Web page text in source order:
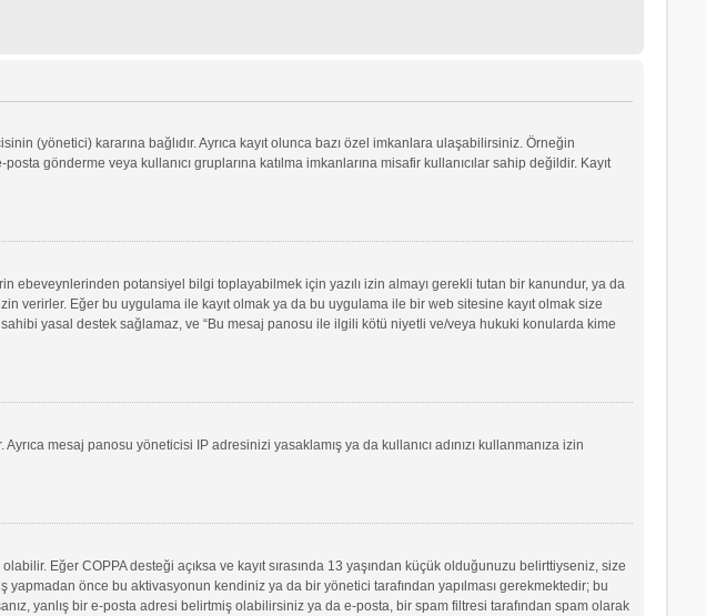
(yönetici) kararına bağlıdır. Ayrıca kayıt olunca bazı özel imkanlara ulaşabilirsiniz. Örneğin
gönderme veya kullanıcı gruplarına katılma imkanlarına misafir kullanıcılar sahip değildir. Kayıt
potansiyel bilgi toplayabilmek için yazılı izin almayı gerekli tutan bir kanundur, ya da
verirler. Eğer bu uygulama ile kayıt olmak ya da bu uygulama ile bir web sitesine kayıt olmak size
yasal destek sağlamaz, ve “Bu mesaj panosu ile ilgili kötü niyetli ve/veya hukuki konularda kime
mesaj panosu yöneticisi IP adresinizi yasaklamış ya da kullanıcı adınızı kullanmanıza izin
Eğer COPPA desteği açıksa ve kayıt sırasında 13 yaşından küçük olduğunuzu belirttiyseniz, size
önce bu aktivasyonun kendiniz ya da bir yönetici tarafından yapılması gerekmektedir; bu
yanlış bir e-posta adresi belirtmiş olabilirsiniz ya da e-posta, bir spam filtresi tarafından spam olarak